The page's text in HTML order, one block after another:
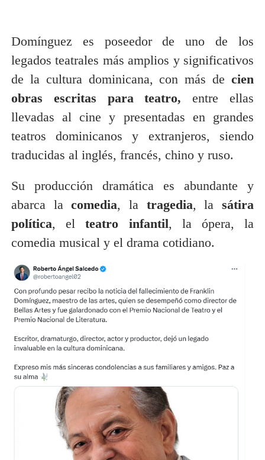
Domínguez es poseedor de uno de los
legados teatrales más amplios y significativos
de la cultura dominicana, con más decien
obras escritas para teatro, entre ellas
llevadas al cine y presentadas en grandes
teatros dominicanos y extranjeros, siendo
traducidas al inglés, francés, chino y ruso.
Su producción dramática es abundante y
abarca lacomedia, la tragedia, la sátira
política, el teatro infantil, la ópera, la
comedia musical y el drama cotidiano.